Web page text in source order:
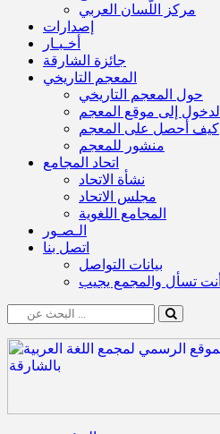
مركز اللّسان العربي
إصدارات
أخـبـار
جائزة الشارقة
المعجم التاريخي
حول المعجم التاريخي
الدخول إلى موقع المعجم
كيف أحصل على المعجم
منشور للمعجم
اتحاد المجامع
نشأة الاتحاد
مجلس الاتحاد
المجامع اللغوية
الـصـور
اتصل بنا
بيانات التواصل
أنت تسأل والمجمع يجيب